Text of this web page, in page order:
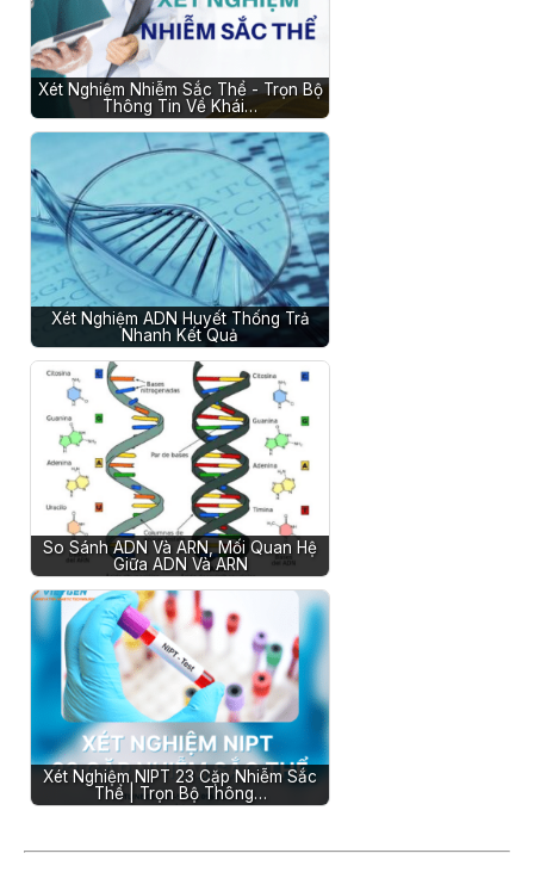
Xét Nghiệm Nhiễm Sắc Thể - Trọn Bộ
Thông Tin Về Khái…
Xét Nghiệm ADN Huyết Thống Trả
Nhanh Kết Quả
So Sánh ADN Và ARN, Mối Quan Hệ
Giữa ADN Và ARN
Xét Nghiệm NIPT 23 Cặp Nhiễm Sắc
Thể | Trọn Bộ Thông…